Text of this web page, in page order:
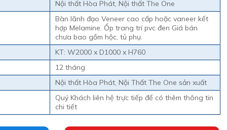
7.800.000 ₫
Nội thất Hòa Phát, Nội thất The One
Bàn lãnh đạo Veneer cao cấp hoặc vaneer kết
hợp Melamine. Ốp trang trí pvc đen Giá bán
chưa bao gồm hộc, tủ phụ.
KT: W2000 x D1000 x H760
12 tháng
Nội thất Hòa Phát, Nội Thất The One sản xuất
Quý Khách liên hệ trực tiếp để có thêm thông tin
chi tiết